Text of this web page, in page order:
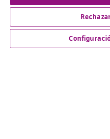
Servicio al Cliente